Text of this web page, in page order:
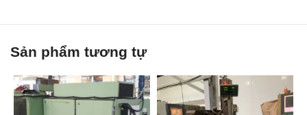
Sản phẩm tương tự